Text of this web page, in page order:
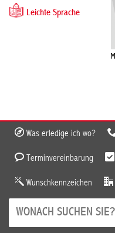
Leichte Sprache
Was erledige ich wo?
Terminvereinbarung
Wunschkennzeichen